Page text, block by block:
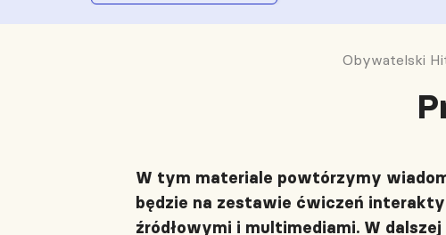
Obywatelski
W tym materiale powtórzymy
będzie na zestawie ćwiczeń
źródłowymi i multimediami. W